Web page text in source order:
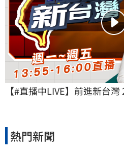
【#直播中LIVE】前進新台
熱門新聞